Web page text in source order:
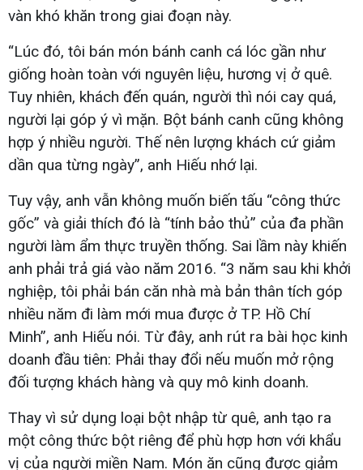
vàn khó khăn trong giai đoạn này.
“Lúc đó, tôi bán món bánh canh cá lóc gần như
giống hoàn toàn với nguyên liệu, hương vị ở quê.
Tuy nhiên, khách đến quán, người thì nói cay quá,
người lại góp ý vì mặn. Bột bánh canh cũng không
hợp ý nhiều người. Thế nên lượng khách cứ giảm
dần qua từng ngày”, anh Hiếu nhớ lại.
Tuy vậy, anh vẫn không muốn biến tấu “công thức
gốc” và giải thích đó là “tính bảo thủ” của đa phần
người làm ẩm thực truyền thống. Sai lầm này khiến
anh phải trả giá vào năm 2016. “3 năm sau khi khởi
nghiệp, tôi phải bán căn nhà mà bản thân tích góp
nhiều năm đi làm mới mua được ở TP. Hồ Chí
Minh”, anh Hiếu nói. Từ đây, anh rút ra bài học kinh
doanh đầu tiên: Phải thay đổi nếu muốn mở rộng
đối tượng khách hàng và quy mô kinh doanh.
Thay vì sử dụng loại bột nhập từ quê, anh tạo ra
một công thức bột riêng để phù hợp hơn với khẩu
vị của người miền Nam. Món ăn cũng được giảm